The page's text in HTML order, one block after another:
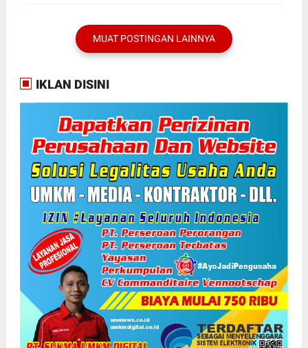
MUAT POSTINGAN LAINNYA
IKLAN DISINI